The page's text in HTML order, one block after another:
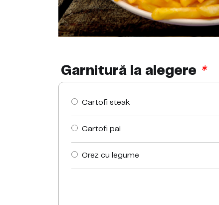
Garnitură la alegere *
Cartofi steak
Cartofi pai
Orez cu legume